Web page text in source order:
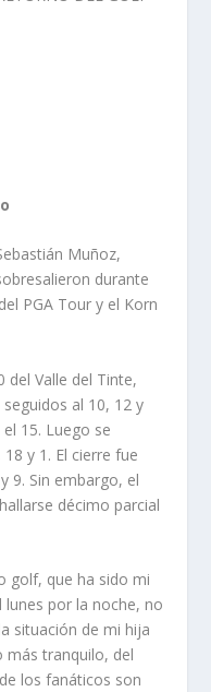
Muñoz,
durante
PGA Tour y el Korn
del Valle del Tinte,
seguidos al 10, 12 y
el 15. Luego se
y 1. El cierre fue
9. Sin embargo, el
décimo parcial
golf, que ha sido mi
lunes por la noche, no
situación de mi hija
más tranquilo, del
los fanáticos son